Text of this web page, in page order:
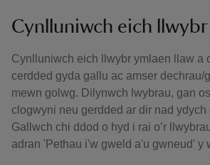
Cynlluniwch eich llwybr
Cynlluniwch eich llwybr ymlaen llaw a
cerdded gyda gallu ac amser dechrau/
mewn golwg. Dilynwch lwybrau, gan
clogwyni neu gerdded ar dir nad ydych
Gallwch chi ddod o hyd i rai o’r
adran 'Pethau i'w gweld a'u gwneud' y